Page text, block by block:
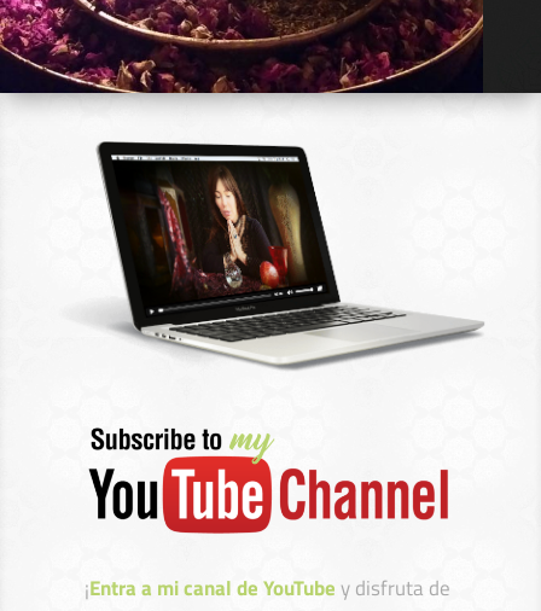
¡Entra a mi canal de YouTubey disfruta de